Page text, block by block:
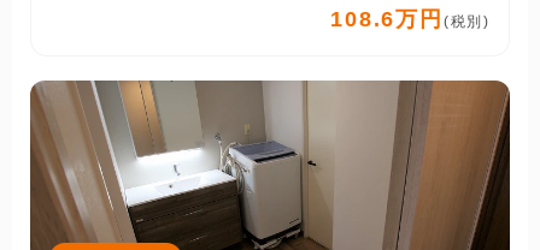
108.6万円 (税別)